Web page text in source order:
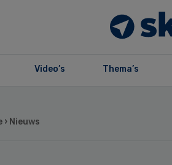
Video’s Thema’s
› Nieuws